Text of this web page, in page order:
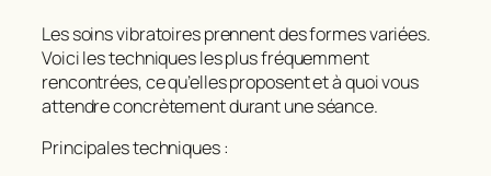
Les soins vibratoires prennent des formes variées.
Voici les techniques les plus fréquemment
rencontrées, ce qu’elles proposent et à quoi vous
attendre concrètement durant une séance.
Principales techniques :